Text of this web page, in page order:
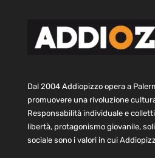
Dal 2004 Addiopizzo opera a
promuovere una rivoluzione
Responsabilità individuale e
libertà, protagonismo giovanile,
sociale sono i valori in cui